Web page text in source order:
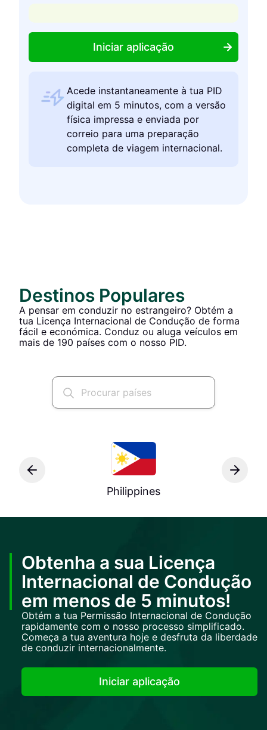
Iniciar aplicação
Acede instantaneamente à tua PID
digital em 5 minutos, com a versão
física impressa e enviada por
correio para uma preparação
completa de viagem internacional.
Destinos Populares
A pensar em conduzir no estrangeiro? Obtém a
tua Licença Internacional de Condução de forma
fácil e económica. Conduz ou aluga veículos em
mais de 190 países com o nosso PID.
Philippines
Obtenha a sua Licença
Internacional de Condução
em menos de 5 minutos!
Obtém a tua Permissão Internacional de Condução
rapidamente com o nosso processo simplificado.
Começa a tua aventura hoje e desfruta da liberdade
de conduzir internacionalmente.
Iniciar aplicação